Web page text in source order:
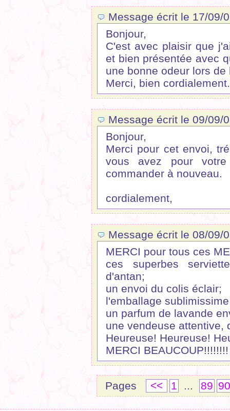
Message écrit le 17/09/
Bonjour,
C'est avec plaisir que
et bien présentée avec
une bonne odeur lors
Merci, bien
Message écrit le 09/09/
Bonjour,
Merci pour cet envoi,
vous avez pour
commander à nouveau.
cordialement,
Message écrit le 08/09/
MERCI pour tous ces
ces superbes
d'antan;
un envoi du colis éclair;
l'emballage
un parfum de lavande
une vendeuse attentive,
Heureuse! Heureuse!
MERCI BEAUCOUP!!!!!!!!
Pages << 1 ... 89 90